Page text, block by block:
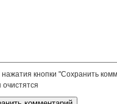
нажатия кнопки "Сохранить
очистятся